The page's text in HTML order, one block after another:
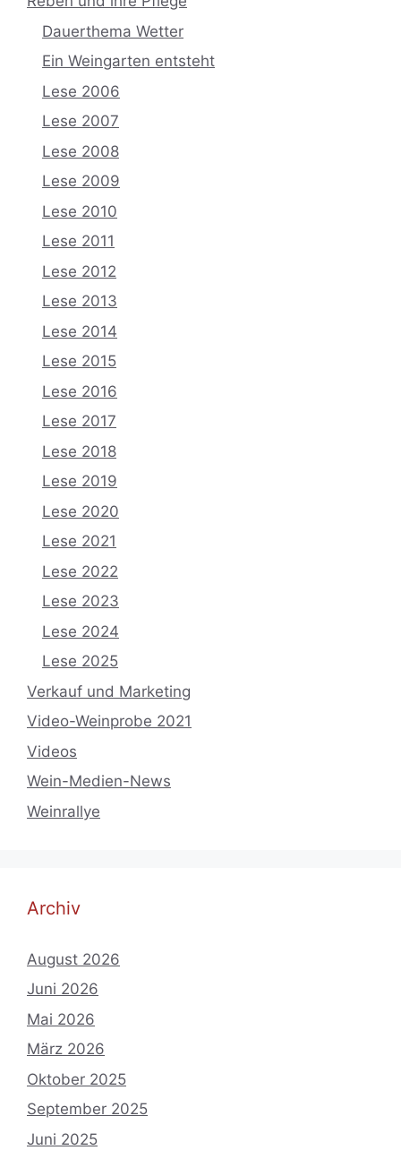
Dauerthema Wetter
Ein Weingarten entsteht
Lese 2006
Lese 2007
Lese 2008
Lese 2009
Lese 2010
Lese 2011
Lese 2012
Lese 2013
Lese 2014
Lese 2015
Lese 2016
Lese 2017
Lese 2018
Lese 2019
Lese 2020
Lese 2021
Lese 2022
Lese 2023
Lese 2024
Lese 2025
Verkauf und Marketing
Video-Weinprobe 2021
Videos
Wein-Medien-News
Weinrallye
Archiv
August 2026
Juni 2026
Mai 2026
März 2026
Oktober 2025
September 2025
Juni 2025